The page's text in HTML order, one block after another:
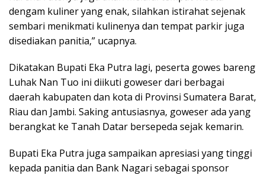
dengam kuliner yang enak, silahkan istirahat sejenak
sembari menikmati kulinenya dan tempat parkir juga
disediakan panitia,” ucapnya.
Dikatakan Bupati Eka Putra lagi, peserta gowes bareng
Luhak Nan Tuo ini diikuti goweser dari berbagai
daerah kabupaten dan kota di Provinsi Sumatera Barat,
Riau dan Jambi. Saking antusiasnya, goweser ada yang
berangkat ke Tanah Datar bersepeda sejak kemarin.
Bupati Eka Putra juga sampaikan apresiasi yang tinggi
kepada panitia dan Bank Nagari sebagai sponsor